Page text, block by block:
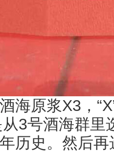
酒海原浆X3，
3号酒海群里
历史。然后